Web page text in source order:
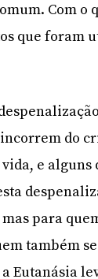
Com o
que foram
do
e alguns
para
também
Eutanásia